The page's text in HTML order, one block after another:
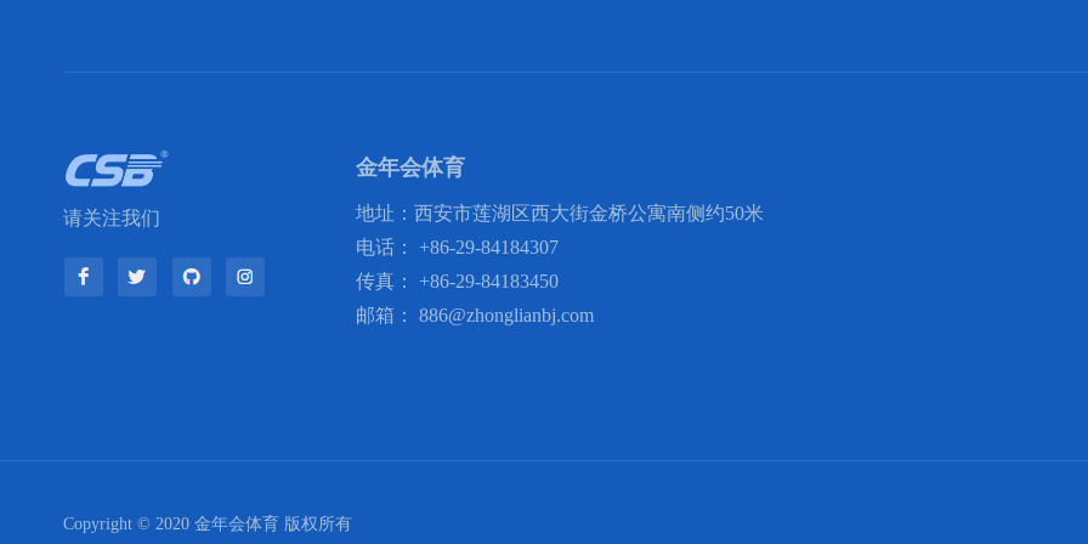
请关注我们
金年会体育
地址：西安市莲湖区西大街金桥公寓南侧约50米
电话： +86-29-84184307
传真： +86-29-84183450
邮箱：886@zhonglianbj.com
Copyright © 2020 金年会体育 版权所有